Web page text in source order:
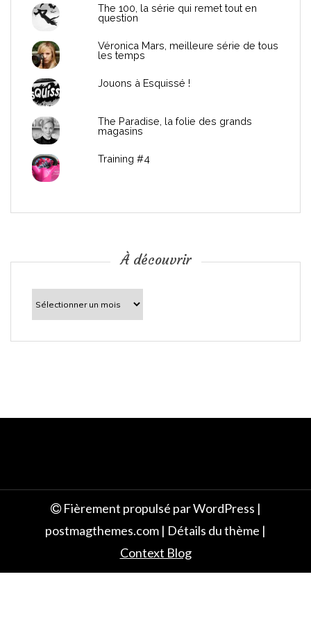
c
The 100, la série qui remet tout en
question
Véronica Mars, meilleure série de tous
les temps
Jouons à Esquissé !
The Paradise, la folie des grands
magasins
Training #4
À découvrir
découvrir
Fièrement propulsé par WordPress |
postmagthemes.com | Détails du thème |
Context Blog